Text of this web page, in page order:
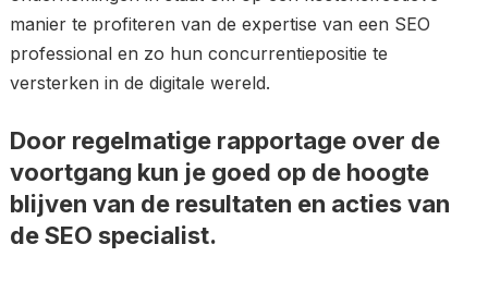
manier te profiteren van de expertise van een SEO
professional en zo hun concurrentiepositie te
versterken in de digitale wereld.
Door regelmatige rapportage over de
voortgang kun je goed op de hoogte
blijven van de resultaten en acties van
de SEO specialist.